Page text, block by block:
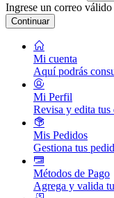
Ingrese un correo válido
Continuar
Mi cuenta
Aquí podrás
Mi Perfil
Revisa y edita tus
Mis Pedidos
Gestiona tus
Métodos de Pago
Agrega y valida